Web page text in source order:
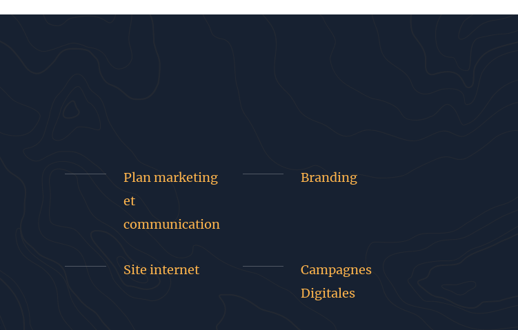
Plan marketing
et
communication
Branding
Site internet
Campagnes
Digitales